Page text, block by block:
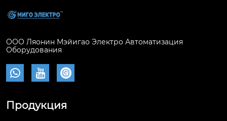
ООО Ляонин Мэйигао Электро Автоматизация
Оборудования
  
Продукция